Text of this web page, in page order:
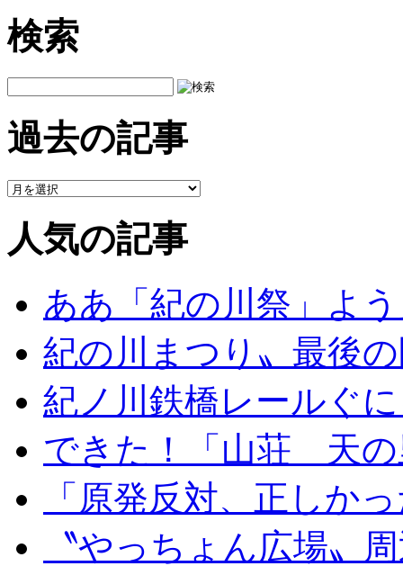
検索
過去の記事
人気の記事
ああ「紀の川祭」よ
紀の川まつり〟最後
紀ノ川鉄橋レールぐ
できた！「山荘 天の
「原発反対、正しか
〝やっちょん広場〟